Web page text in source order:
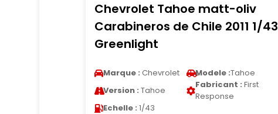
Chevrolet Tahoe matt-oliv
Carabineros de Chile 2011 1/43
Greenlight
Marque : Chevrolet Modele :Tahoe
Version : Tahoe
Fabricant : First
Response
Echelle : 1/43